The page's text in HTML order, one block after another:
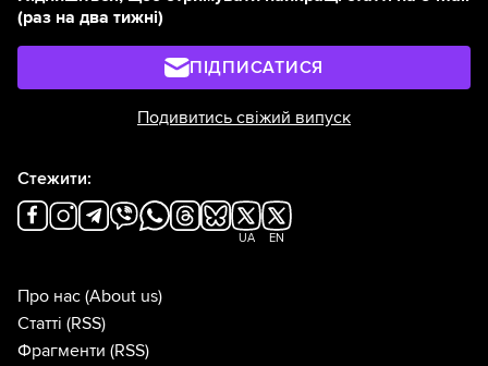
(раз на два тижні)
ПІДПИСАТИСЯ
Подивитись свіжий випуск
Стежити:
UA EN
Про нас (About us)
Статті (RSS)
Фрагменти (RSS)